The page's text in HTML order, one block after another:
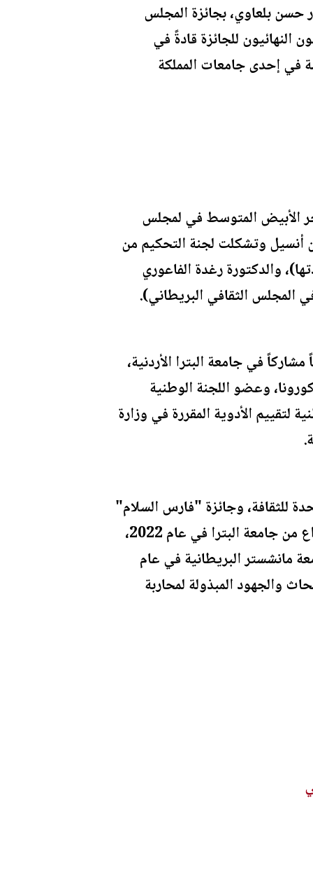
حسن بلعاوي، بجائزة المجلس
النهائيون للجائزة قادةً في
في إحدى جامعات المملكة
الأبيض المتوسط في لمجلس
أنسيل وتشكلت لجنة التحكيم من
والدكتورة رغدة الفاعوري
المجلس الثقافي البريطاني).
في جامعة البترا الأردنية،
وعضو اللجنة الوطنية
لتقييم الأدوية المقررة في وزارة
لعام 2020 من منظمة الأمم المتحدة للثقافة، وجائزة "فارس السلام"
من مؤسسة فرسان السلام في عام 2020، وثلاث جوائز تقديرية في مؤتمر التميز والابداع من جامعة البترا في عام 2022،
المتميز" من جامعة مانشستر البريطانية في عام
وزارة الثقافة والشباب المغربية في عام 2023، على الأبحاث والجهود المبذولة لمحاربة